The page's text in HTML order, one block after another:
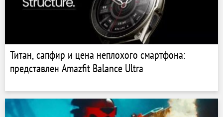
Титан, сапфир и цена неплохого смартфона:
представлен Amazfit Balance Ultra